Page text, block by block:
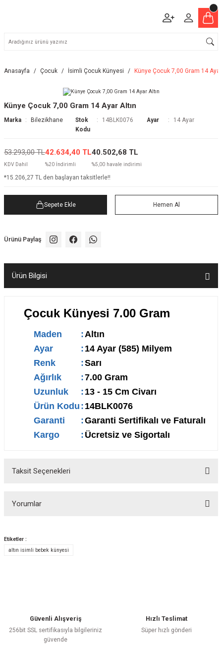
Anasayfa Çocuk İsimli Çocuk Künyesi Künye Çocuk 7,00 Gram 14
Künye Çocuk 7,00 Gram 14 Ayar Altın
Marka Bilezikhane
Stok
Kodu
14BLK0076 Ayar 14 Ayar
53.293,00 TL
KDV Dahil
42.634,40 TL
%20 İndirimli
40.502,68 TL
%5,00 havale indirimi
*15.206,27 TL den başlayan taksitlerle!!
Sepete Ekle Hemen Al
Ürünü Paylaş
Ürün Bilgisi
Çocuk Künyesi 7.00 Gram
Maden :Altın
Ayar
: 14 Ayar (585) Milyem
Renk
:Sarı
Ağırlık
:7.00 Gram
Uzunluk
: 13 - 15 Cm Civarı
Ürün Kodu : 14BLK0076
Garanti
:Garanti Sertifikalı ve Faturalı
Kargo
: Ücretsiz ve Sigortalı
Taksit Seçenekleri
Yorumlar
Etiketler :
altın isimli bebek künyesi
Güvenli Alışveriş
256bit SSL sertifikasıyla bilgileriniz
güvende
Hızlı Teslimat
Süper hızlı gönderi